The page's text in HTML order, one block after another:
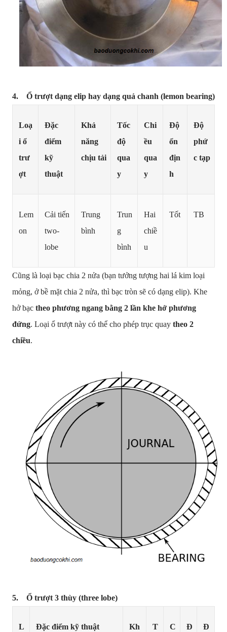
4. Ổ trượt dạng elip hay dạng quả chanh (lemon bearing)
Loạ
i ổ
trư
ợt
Đặc
điểm
kỹ
thuật
Khả
năng
chịu tải
Tốc
độ
qua
y
Chi
ều
qua
y
Độ
ổn
địn
h
Độ
phứ
c tạp
Lem
on
Cải tiến
two-
lobe
Trung
bình
Trun
g
bình
Hai
chiề
u
Tốt TB
Cũng là loại bạc chia 2 nửa (bạn tưởng tượng hai lá kim loại
mỏng, ở bề mặt chia 2 nửa, thì bạc tròn sẽ có dạng elip). Khe
hở bạc theo phương ngang bằng 2 lần khe hở phương
đứng. Loại ổ trượt này có thể cho phép trục quay theo 2
chiều.
5. Ổ trượt 3 thùy (three lobe)
L
Đặc điểm kỹ thuật
Kh
T
C
Đ
Đ